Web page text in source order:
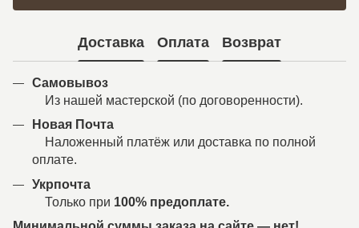
Доставка Оплата Возврат
Самовывоз
Из нашей мастерской (по договоренности).
Новая Почта
Наложенный платёж или доставка по полной
оплате.
Укрпочта
Только при 100% предоплате.